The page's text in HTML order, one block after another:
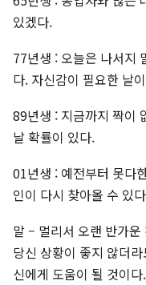
있겠다.
77년생 : 오늘은 나서지
다. 자신감이 필요한 날
89년생 : 지금까지 짝이
날 확률이 있다.
01년생 : 예전부터 못다
인이 다시 찾아올 수 있
말 – 멀리서 오랜 반가
당신 상황이 좋지 않더
신에게 도움이 될 것이